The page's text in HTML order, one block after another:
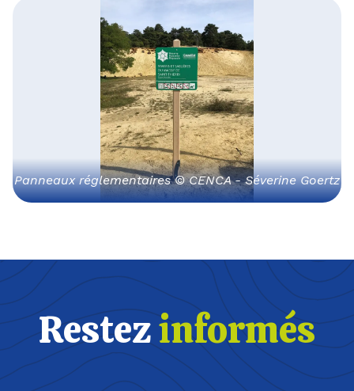
Panneaux réglementaires © CENCA - Séverine Goertz
Restezinformés